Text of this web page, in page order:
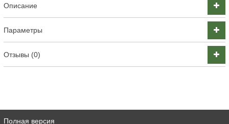
Описание
Параметры
Отзывы (0)
Полная версия